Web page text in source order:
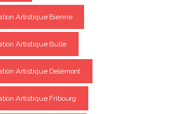
Artistique Bienne
Artistique Bulle
Artistique Delémont
Artistique Fribourg